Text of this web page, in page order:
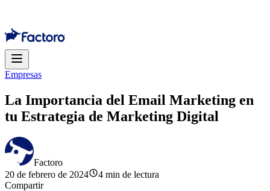
Empresas
La Importancia del Email Marketing en
tu Estrategia de Marketing Digital
Factoro
20 de febrero de 2024
4 min de lectura
Compartir